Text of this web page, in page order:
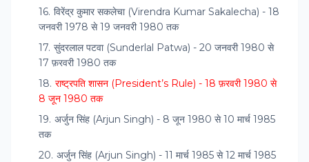
विरेंद्र कुमार सकलेचा (Virendra Kumar Sakalecha) - 18
जनवरी 1978 से 19 जनवरी 1980 तक
सुंदरलाल पटवा (Sunderlal Patwa) - 20 जनवरी 1980 से
17 फ़रवरी 1980 तक
राष्ट्रपति शासन (President’s Rule) - 18 फ़रवरी 1980 से
8 जून 1980 तक
अर्जुन सिंह (Arjun Singh) - 8 जून 1980 से 10 मार्च 1985
तक
अर्जुन सिंह (Arjun Singh) - 11 मार्च 1985 से 12 मार्च 1985